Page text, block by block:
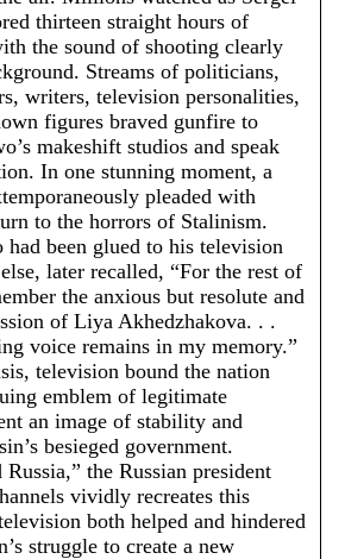
thirteen straight hours of
the sound of shooting clearly
Streams of politicians,
writers, television personalities,
figures braved gunfire to
makeshift studios and speak
In one stunning moment, a
pleaded with
to the horrors of Stalinism.
been glued to his television
later recalled, “For the rest of
the anxious but resolute and
of Liya Akhedzhakova. . .
voice remains in my memory.”
television bound the nation
emblem of legitimate
an image of stability and
besieged government.
the Russian president
vividly recreates this
both helped and hindered
struggle to create a new